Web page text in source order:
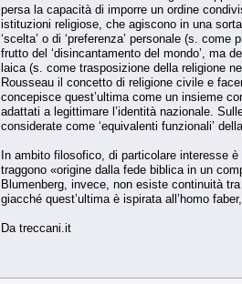
persa la capacità di imporre un ordine
istituzioni religiose, che agiscono in una
‘scelta’ o di ‘preferenza’ personale (s.
frutto del ‘disincantamento del mondo’, ma
laica (s. come trasposizione della religione
Rousseau il concetto di religione civile e
concepisce quest’ultima come un insieme
adattati a legittimare l’identità nazionale.
considerate come ‘equivalenti funzionali’
In ambito filosofico, di particolare interesse
traggono «origine dalla fede biblica in un
Blumenberg, invece, non esiste continuità
giacché quest’ultima è ispirata all’homo
Da treccani.it